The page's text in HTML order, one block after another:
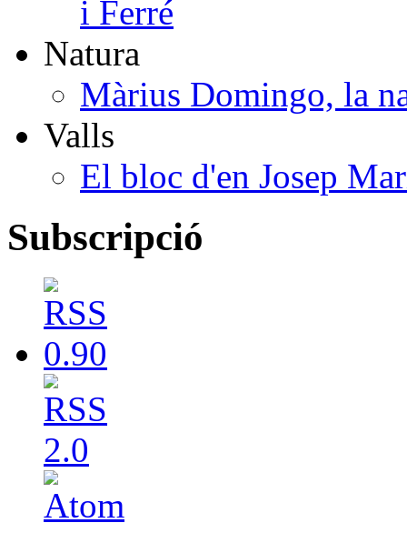
i Ferré
Natura
Màrius Domingo, la
Valls
El bloc d'en Josep
Subscripció